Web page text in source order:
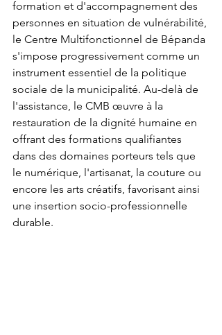
formation et d'accompagnement des
personnes en situation de vulnérabilité,
le Centre Multifonctionnel de Bépanda
s'impose progressivement comme un
instrument essentiel de la politique
sociale de la municipalité. Au-delà de
l'assistance, le CMB œuvre à la
restauration de la dignité humaine en
offrant des formations qualifiantes
dans des domaines porteurs tels que
le numérique, l'artisanat, la couture ou
encore les arts créatifs, favorisant ainsi
une insertion socio-professionnelle
durable.